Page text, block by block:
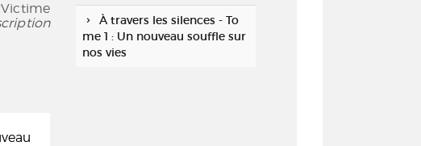
À travers les silences - To
me 1 : Un nouveau souffle sur
nos vies